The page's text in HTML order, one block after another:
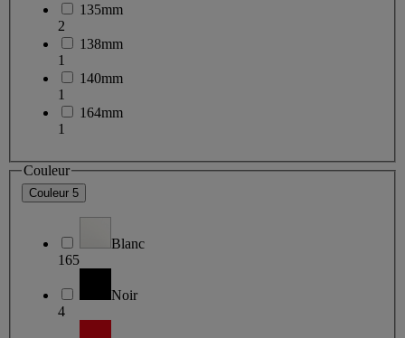
135mm
2
138mm
1
140mm
1
164mm
1
Couleur
Couleur 5
Blanc
165
Noir
4